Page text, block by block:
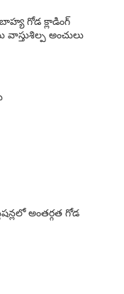
గోడ క్లాడింగ్
అంచులు
అంతర్గత గోడ